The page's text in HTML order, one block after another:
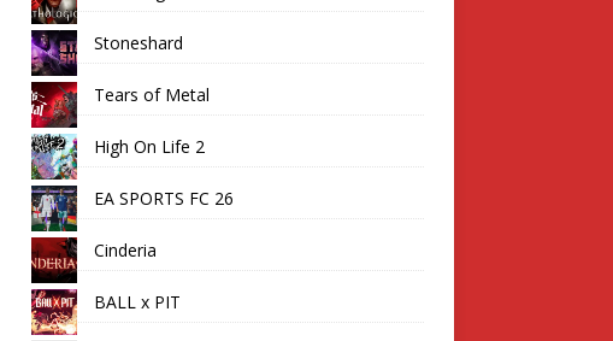
Stoneshard
Tears of Metal
High On Life 2
EA SPORTS FC 26
Cinderia
BALL x PIT